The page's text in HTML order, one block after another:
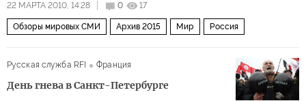
22 МАРТА 2010, 14:28 0 17
Обзоры мировых СМИ Архив 2015 Мир Россия
Русская служба RFI Франция
День гнева в Санкт-Петербурге